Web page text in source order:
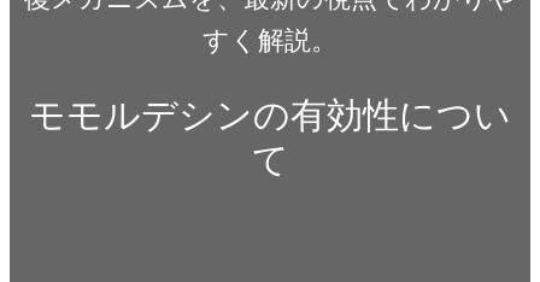
すく解説。
モモルデシンの有効性につい
て